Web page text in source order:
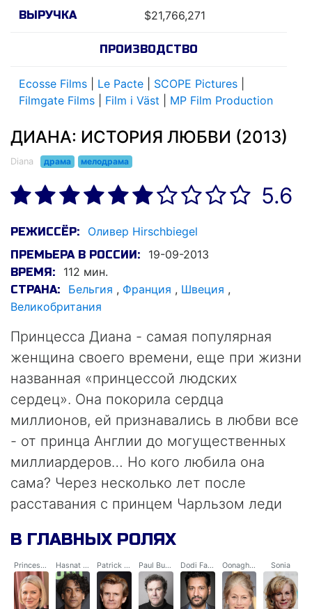
ВЫРУЧКА $21,766,271
ПРОИЗВОДСТВО
Ecosse Films Le Pacte SCOPE Pictures
Filmgate Films
Film i Väst MP Film Production
ДИАНА: ИСТОРИЯ ЛЮБВИ (2013)
Diana драма мелодрама
5.6
РЕЖИССЁР: Оливер Hirschbiegel
ПРЕМЬЕРА В РОССИИ: 19-09-2013
ВРЕМЯ: 112 мин.
СТРАНА: Бельгия , Франция , Швеция ,
Великобритания
Принцесса Диана - самая популярная
женщина своего времени, еще при жизни
названная «принцессой людских
сердец». Она покорила сердца
миллионов, ей признавались в любви все
- от принца Англии до могущественных
миллиардеров… Но кого любила она
сама? Через несколько лет после
расставания с принцем Чарльзом леди
посвящает себя общественной
деятельности. Ее график заполнен до
предела, встречи и мероприятия идут
В ГЛАВНЫХ РОЛЯХ
Princess Diana Hasnat Khan Patrick Jephson Paul Burrell Dodi Fayed Oonagh Shanley-Toffolo Sonia